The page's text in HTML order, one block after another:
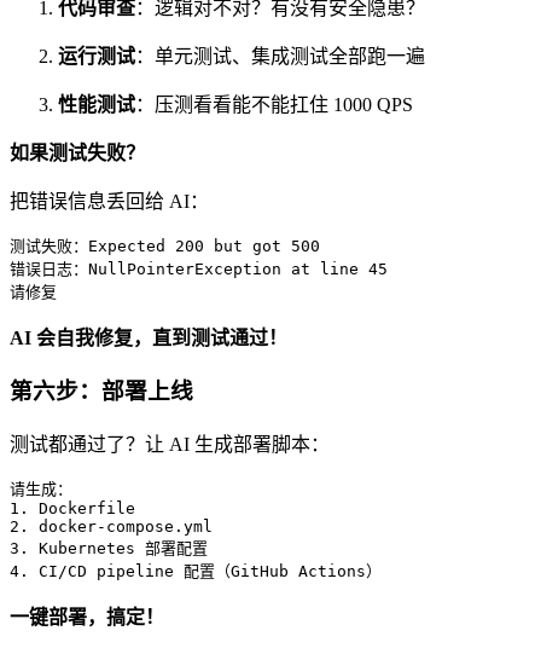
代码审查：逻辑对不对？有没有安全隐患？
运行测试：单元测试、集成测试全部跑一遍
性能测试：压测看看能不能扛住 1000 QPS
如果测试失败？
把错误信息丢回给 AI：
测试失败：Expected 200 but got 500
错误日志：NullPointerException at line 45
请修复
AI 会自我修复，直到测试通过！
第六步：部署上线
测试都通过了？让 AI 生成部署脚本：
请生成：
1. Dockerfile
2. docker-compose.yml
3. Kubernetes 部署配置
4. CI/CD pipeline 配置（GitHub Actions）
一键部署，搞定！